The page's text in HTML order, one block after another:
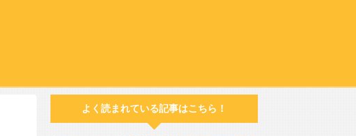
よく読まれている記事はこちら！